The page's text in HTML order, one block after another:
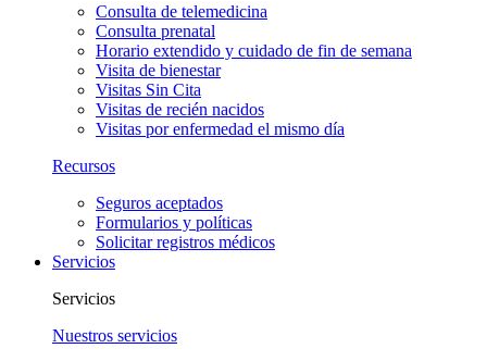
Consulta de telemedicina
Consulta prenatal
Horario extendido y cuidado de fin de semana
Visita de bienestar
Visitas Sin Cita
Visitas de recién nacidos
Visitas por enfermedad el mismo día
Recursos
Seguros aceptados
Formularios y políticas
Solicitar registros médicos
Servicios
Servicios
Nuestros servicios